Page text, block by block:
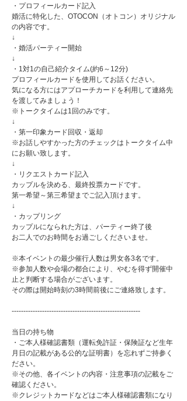
・プロフィールカード記入
婚活に特化した、OTOCON（オトコン）オリジナル
の内容です。
↓
・婚活パーティー開始
↓
・1対1の自己紹介タイム(約6～12分)
プロフィールカードを使用してお話ください。
気になる方にはアプローチカードを利用して連絡先
を渡してみましょう！
※トークタイムは1回のみです。
↓
・第一印象カード回収・返却
※お話しやすかった方のチェックはトークタイム中
にお願い致します。
↓
・リクエストカード記入
カップルを決める、最終投票カードです。
第一希望～第三希望までご記入頂けます。
↓
・カップリング
カップルになられた方は、パーティー終了後
お二人でのお時間をお過ごしくださいませ。
※本イベントの最少催行人数は男女各3名です。
※参加人数や会場の都合により、やむを得ず開催中
止と判断する場合がございます。
その際は開始時刻の3時間前後にご連絡致します。
-------------------------------------------------------
当日の持ち物
・ご本人様確認書類（運転免許証・保険証など生年
月日の記載がある公的な証明書）を忘れずご持参く
ださい。
※その他、各イベントの内容・注意事項の記載をご
確認ください。
※クレジットカードなどはご本人様確認書類になり